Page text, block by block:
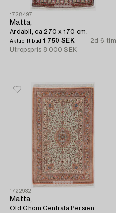
1728497
Matta,
Ardabil, ca 270 x 170 cm.
Aktuellt bud 1 750 SEK
2d 6 tim
Utropspris 8 000 SEK
1722932
Matta,
Old Ghom Centrala Persien,